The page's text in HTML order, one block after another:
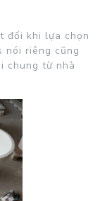
đối khi lựa chọn
nói riêng cũng
chung từ nhà